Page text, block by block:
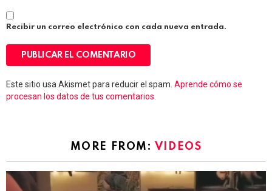
Recibir un correo electrónico con cada nueva entrada.
Este sitio usa Akismet para reducir el spam. Aprende cómo se
procesan los datos de tus comentarios.
MORE FROM: VIDEOS